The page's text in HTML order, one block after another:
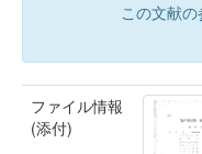
この文献
ファイル情報
(添付)